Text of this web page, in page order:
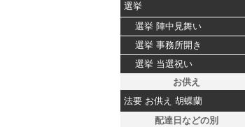
選挙
選挙 陣中見舞い
選挙 事務所開き
選挙 当選祝い
お供え
法要 お供え 胡蝶蘭
配達日などの別